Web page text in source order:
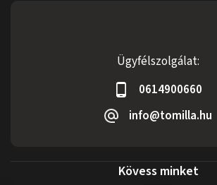
Ügyfélszolgálat:
0614900660
info@tomilla.hu
Kövess minket